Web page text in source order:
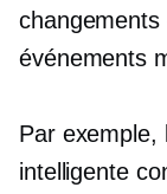
événements
Par exemple,
intelligente